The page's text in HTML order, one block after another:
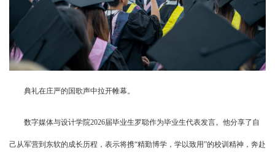
典礼在庄严的国歌声中拉开帷幕。
数字媒体与设计学院2026届毕业生罗聪作为毕业生代表发言。他分享了自
己从军营到东软的成长历程，表示将携“精勤博学，学以致用”的校训精神，奔赴